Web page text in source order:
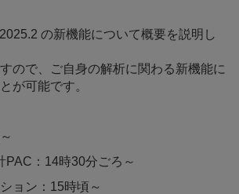
の新機能について概要を説明し
ので、ご自身の解析に関わる新機能に
が可能です。
PAC：14時30分ごろ～
ョン：15時頃～